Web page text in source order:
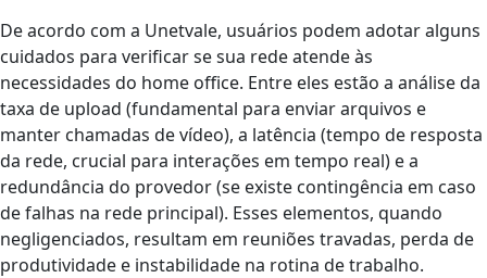
De acordo com a Unetvale, usuários podem adotar alguns
cuidados para verificar se sua rede atende às
necessidades do home office. Entre eles estão a análise da
taxa de upload (fundamental para enviar arquivos e
manter chamadas de vídeo), a latência (tempo de resposta
da rede, crucial para interações em tempo real) e a
redundância do provedor (se existe contingência em caso
de falhas na rede principal). Esses elementos, quando
negligenciados, resultam em reuniões travadas, perda de
produtividade e instabilidade na rotina de trabalho.